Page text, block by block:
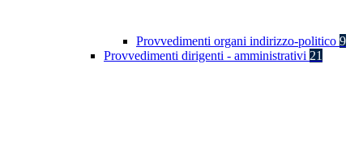
Provvedimenti organi indirizzo-politico 9
Provvedimenti dirigenti - amministrativi 21